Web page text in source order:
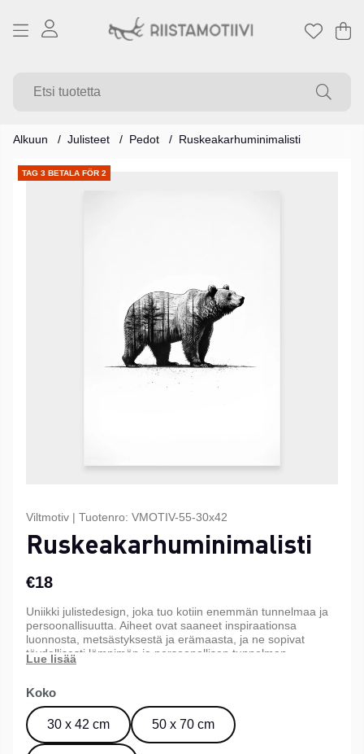
.
Alkuun Julisteet Pedot Ruskeakarhuminimalisti
TAG 3 BETALA FÖR 2
Tuotekuvat
Viltmotiv | Tuotenro: VMOTIV-55-30x42
Ruskeakarhuminimalisti
€18
Uniikki julistedesign, joka tuo kotiin enemmän tunnelmaa ja
persoonallisuutta. Aiheet ovat saaneet inspiraationsa
luonnosta, metsästyksestä ja erämaasta, ja ne sopivat
täydellisesti lämpimän ja persoonallisen tunnelman
luomiseen kotiin, mökille tai toimistoon. Saatavana kolmessa
Koko
30 x 42 cm 50 x 70 cm